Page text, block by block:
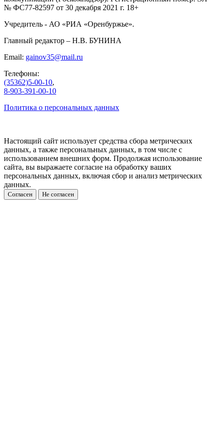
№ ФС77-82597 от 30 декабря 2021 г. 18+
Учредитель - АО «РИА «Оренбуржье».
Главный редактор – Н.В. БУНИНА
Email: gainov35@mail.ru
Телефоны:
(35362)5-00-10,
8-903-391-00-10
Политика о персональных данных
Настоящий сайт использует средства сбора метрических
данных, а также персональных данных, в том числе с
использованием внешних форм. Продолжая использование
сайта, вы выражаете согласие на обработку ваших
персональных данных, включая сбор и анализ метрических
данных.
Согласен Не согласен